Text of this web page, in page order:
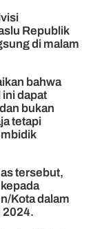
Republik
di malam
bahwa
dapat
bukan
tetapi
tersebut,
Kota dalam
2024.